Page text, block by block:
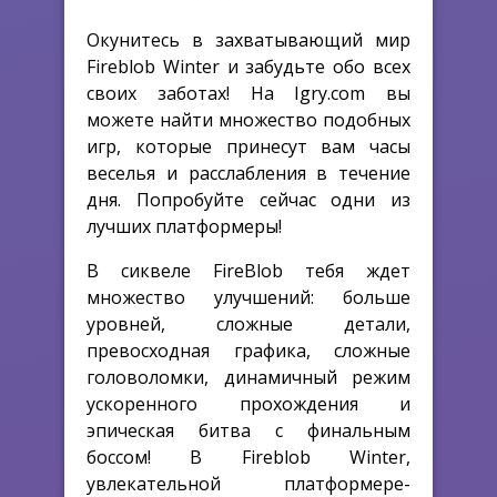
Окунитесь в захватывающий мир
Fireblob Winter и забудьте обо всех
своих заботах! На Igry.com вы
можете найти множество подобных
игр, которые принесут вам часы
веселья и расслабления в течение
дня. Попробуйте сейчас одни из
лучших платформеры!
В сиквеле FireBlob тебя ждет
множество улучшений: больше
уровней, сложные детали,
превосходная графика, сложные
головоломки, динамичный режим
ускоренного прохождения и
эпическая битва с финальным
боссом! В Fireblob Winter,
увлекательной платформере-